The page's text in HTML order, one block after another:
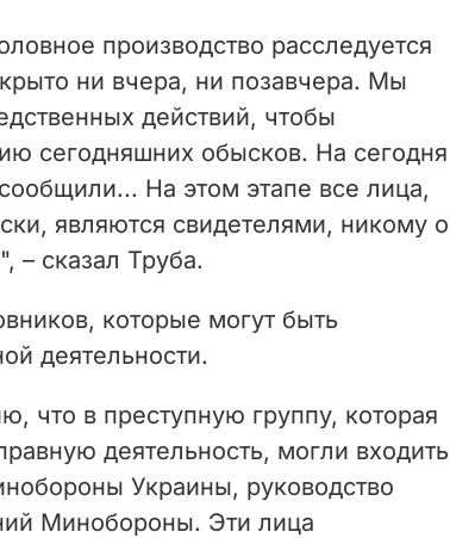
производство расследуется
ни вчера, ни позавчера. Мы
действий, чтобы
сегодняшних обысков. На сегодня
На этом этапе все лица,
являются свидетелями, никому о
– сказал Труба.
которые могут быть
деятельности.
что в преступную группу, которая
деятельность, могли входить
Украины, руководство
Минобороны. Эти лица